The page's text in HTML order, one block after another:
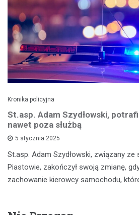
Kronika policyjna
St.asp. Adam Szydłowski,
nawet poza służbą
5 stycznia 2025
St.asp. Adam Szydłowski, związany ze
Piastowie, zakończył swoją zmianę,
zachowanie kierowcy samochodu,